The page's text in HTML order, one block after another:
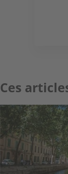
Ces
Image